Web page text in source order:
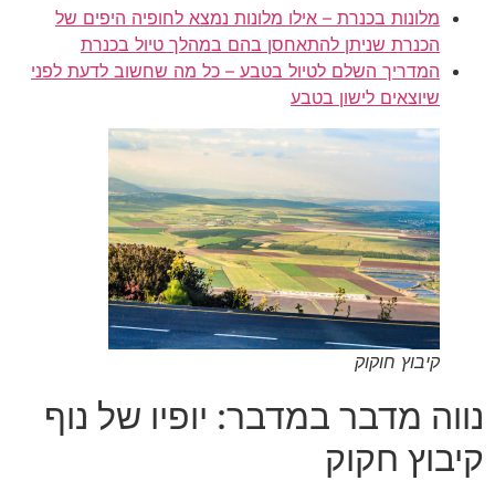
מלונות בכנרת – אילו מלונות נמצא לחופיה היפים של
הכנרת שניתן להתאחסן בהם במהלך טיול בכנרת
המדריך השלם לטיול בטבע – כל מה שחשוב לדעת לפני
שיוצאים לישון בטבע
קיבוץ חוקוק
נווה מדבר במדבר: יופיו של נוף
קיבוץ חקוק